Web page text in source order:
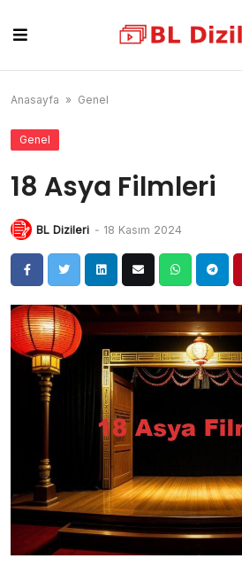
content
Anasayfa » Genel
Genel
18 Asya Filmleri
BL Dizileri - 18 Kasım 2024